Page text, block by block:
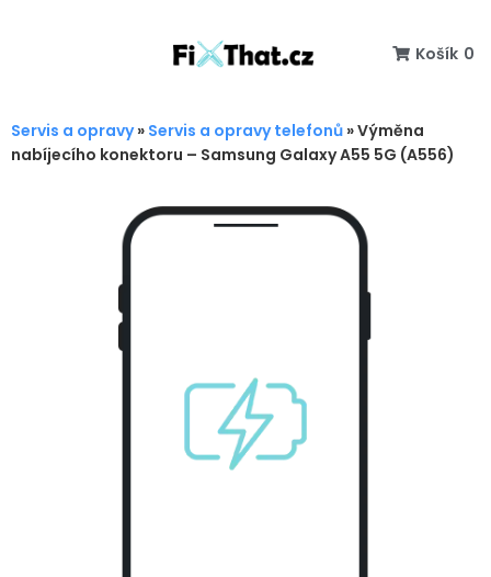
Košík 0
Servis a opravy» Servis a opravy telefonů »Výměna
nabíjecího konektoru – Samsung Galaxy A55 5G (A556)